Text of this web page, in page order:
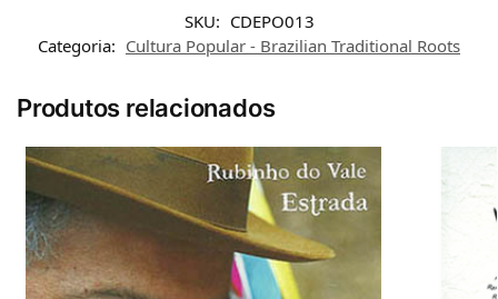
SKU: CDEPO013
Categoria: Cultura Popular - Brazilian Traditional Roots
Produtos relacionados